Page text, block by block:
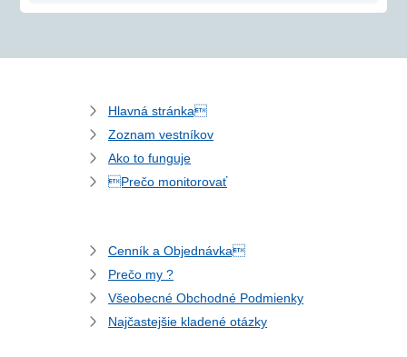
Hlavná stránka
Zoznam vestníkov
Ako to funguje
Prečo monitorovať
Cenník a Objednávka
Prečo my ?
Všeobecné Obchodné Podmienky
Najčastejšie kladené otázky